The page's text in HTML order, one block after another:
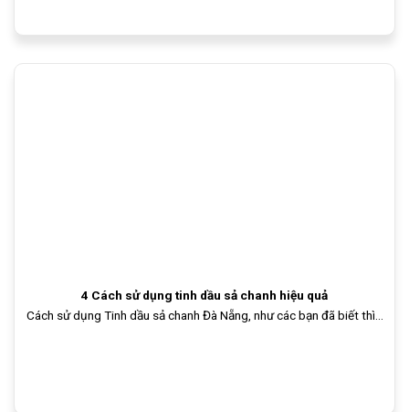
4 Cách sử dụng tinh dầu sả chanh hiệu quả
Cách sử dụng Tinh dầu sả chanh Đà Nẵng, như các bạn đã biết thì...